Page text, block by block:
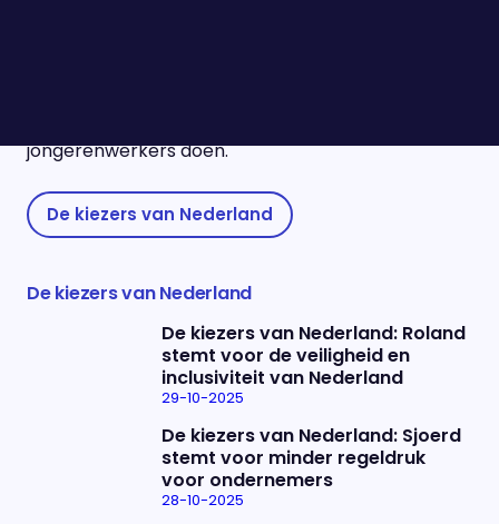
jongerenwerkers doen.
De kiezers van Nederland
De kiezers van Nederland
De kiezers van Nederland: Roland
stemt voor de veiligheid en
inclusiviteit van Nederland
29-10-2025
De kiezers van Nederland: Sjoerd
stemt voor minder regeldruk
voor ondernemers
28-10-2025